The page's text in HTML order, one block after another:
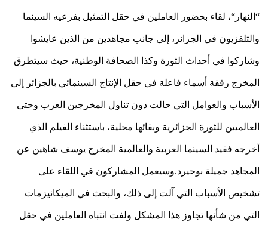
“ النهار “، لقاء بحضور العاملين في حقل التمثيل بفرعيه السينما
والتلفزيون في الجزائر، إلى جانب مجاهدين من الذين عايشوا
وشاركوا في أحداث الثورة وكذا الصحافة الوطنية، حيث سيتطرق
المخرج رفقة أسماء فاعلة في حقل الإنتاج السينمائي بالجزائر إلى
الأسباب والعوامل التي حالت دون تناول المخرجين العرب وحتى
العالميين للثورة الجزائرية وبقائها محلية، باستثناء الفيلم الذي
أخرجه فقيد السينما العربية والعالمية المخرج يوسف شاهين عن
المجاهد جميلة بوحيرد.وسيعمل المشاركون في اللقاء على
تشخيص الأسباب التي آلت إلى ذلك، والبحث في الميكانيزمات
التي من شأنها تجاوز هذا المشكل ولفت انتباه العاملين في حقل